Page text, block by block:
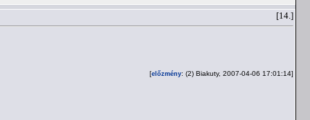
[14.]
[előzmény: (2) Biakuty, 2007-04-06 17:01:14]